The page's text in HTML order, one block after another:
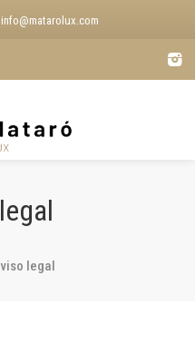
info@matarolux.com
legal